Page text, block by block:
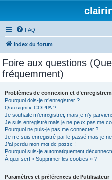
FAQ
Index du forum
Foire aux questions
fréquemment)
Problèmes de connexion et
Pourquoi dois-je m’enregistrer ?
Que signifie COPPA ?
Je souhaite m’enregistrer, mais je n’y
Je suis enregistré mais je ne peux pas me
Pourquoi ne puis-je pas me connecter ?
Je me suis enregistré par le passé mais je
J’ai perdu mon mot de passe !
Pourquoi suis-je automatiquement
À quoi sert « Supprimer les cookies » ?
Paramètres et préférences de l’utilisateur